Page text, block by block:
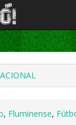
, Fluminense,